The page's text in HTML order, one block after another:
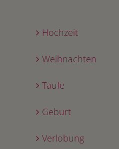
Hochzeit
Weihnachten
Taufe
Geburt
Verlobung